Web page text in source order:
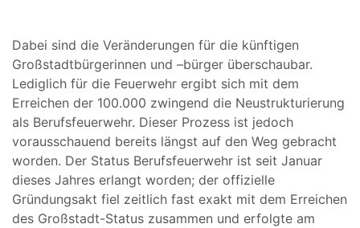
Dabei sind die Veränderungen für die künftigen
Großstadtbürgerinnen und –bürger überschaubar.
Lediglich für die Feuerwehr ergibt sich mit dem
Erreichen der 100.000 zwingend die Neustrukturierung
als Berufsfeuerwehr. Dieser Prozess ist jedoch
vorausschauend bereits längst auf den Weg gebracht
worden. Der Status Berufsfeuerwehr ist seit Januar
dieses Jahres erlangt worden; der offizielle
Gründungsakt fiel zeitlich fast exakt mit dem Erreichen
des Großstadt-Status zusammen und erfolgte am